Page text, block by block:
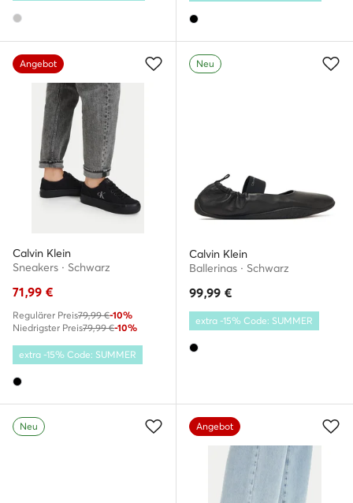
Angebot
Calvin Klein
Sneakers · Schwarz
71,99 €
Regulärer Preis79,99 €-10%
Niedrigster Preis79,99 €-10%
extra -15% Code: SUMMER
Neu
Calvin Klein
Ballerinas · Schwarz
99,99 €
extra -15% Code: SUMMER
Neu Angebot